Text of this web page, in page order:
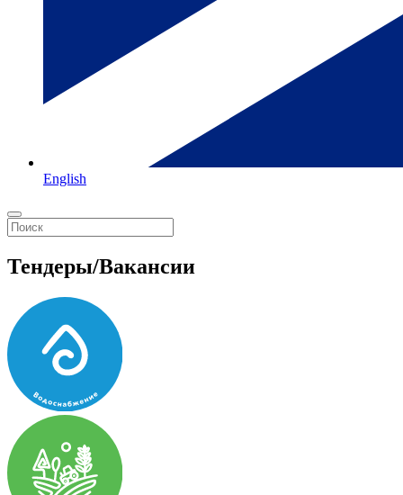
English
Тендеры/Вакансии